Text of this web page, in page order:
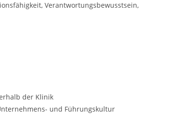
Verantwortungsbewusstsein,
der Klinik
und Führungskultur